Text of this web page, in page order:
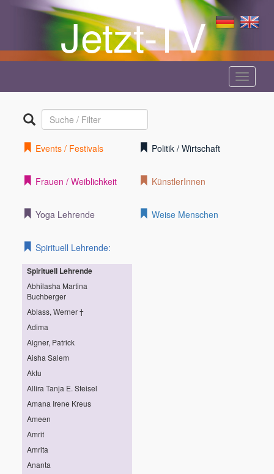
Jetzt-TV
Menü
Events / Festivals Politik / Wirtschaft
Frauen / Weiblichkeit KünstlerInnen
Yoga Lehrende Weise Menschen
Spirituell Lehrende:
Spirituell Lehrende
Abhilasha Martina
Buchberger
Ablass, Werner †
Adima
Aigner, Patrick
Aisha Salem
Aktu
Allira Tanja E. Steisel
Amana Irene Kreus
Ameen
Amrit
Amrita
Ananta